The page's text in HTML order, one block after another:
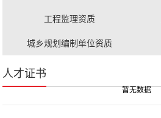
工程监理资质
城乡规划编制单位资质
人才证书
暂无数据